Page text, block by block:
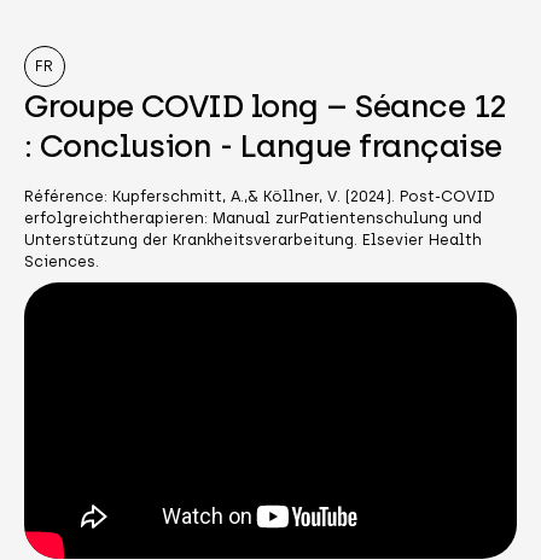
FR
Groupe COVID long – Séance 12
: Conclusion - Langue française
Référence: Kupferschmitt, A.,& Köllner, V. (2024). Post-COVID
erfolgreichtherapieren: Manual zurPatientenschulung und
Unterstützung der Krankheitsverarbeitung. Elsevier Health
Sciences.